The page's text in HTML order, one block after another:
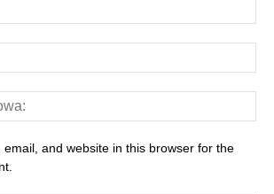
email, and website in this browser for the